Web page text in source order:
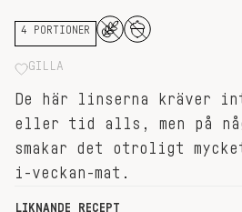
4 PORTIONER
GILLA
De här linserna kräver
eller tid alls, men på
smakar det otroligt
i-veckan-mat.
LIKNANDE RECEPT